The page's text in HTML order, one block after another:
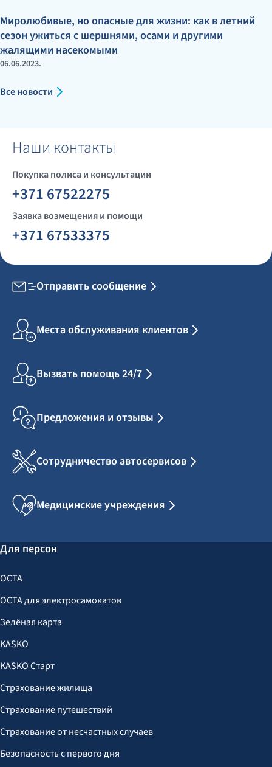
Миролюбивые, но опасные для жизни: как в летний
сезон ужиться с шершнями, осами и другими
жалящими насекомыми
06.06.2023.
Все новости
Наши контакты
Покупка полиса и консультации
+371 67522275
Заявка возмещения и помощи
+371 67533375
Отправить сообщение
Места обслуживания клиентов
Вызвать помощь 24/7
Предложения и отзывы
Сотрудничество автосервисов
Медицинские учреждения
Для персон
OCTA
OCTA для электросамокатов
Зелёная карта
KASKO
KASKO Старт
Страхование жилища
Страхование путешествий
Страхование от несчастных случаев
Безопасность с первого дня